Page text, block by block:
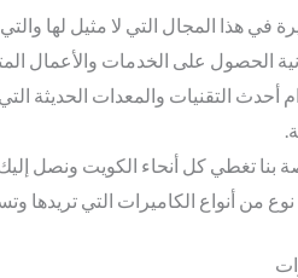
في هذا المجال التي لا مثيل لها
الحصول على الخدمات والأعمال
أحدث التقنيات والمعدات الحديثة
بنا تغطي كل أنحاء الكويت ونصل
من أنواع الكاميرات التي تريدها